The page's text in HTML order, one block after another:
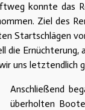
konnte das
Ziel des
Startschlägen
die
uns letztendlich
Anschließend
überholten